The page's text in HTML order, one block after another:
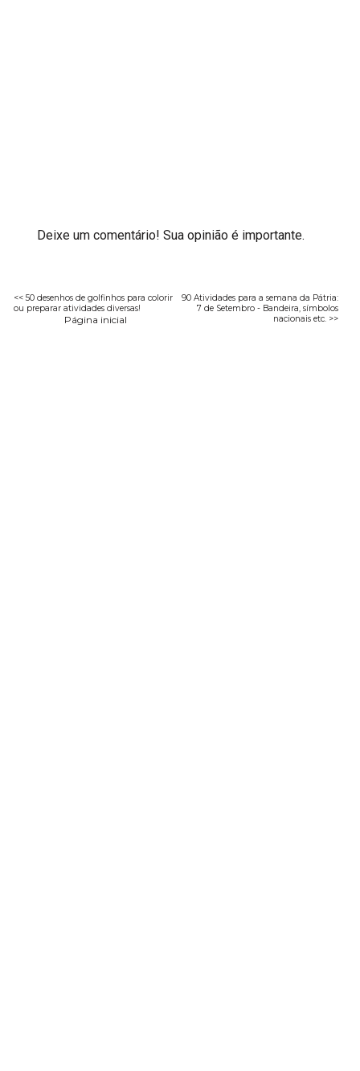
Deixe um comentário! Sua opinião é importante.
<< 50 desenhos de golfinhos para colorir
ou preparar atividades diversas!
90 Atividades para a semana da Pátria:
7 de Setembro - Bandeira, símbolos
nacionais etc. >>
Página inicial